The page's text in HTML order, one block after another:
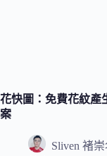
花快圖：免費花紋產
案
Sliven 褚崇